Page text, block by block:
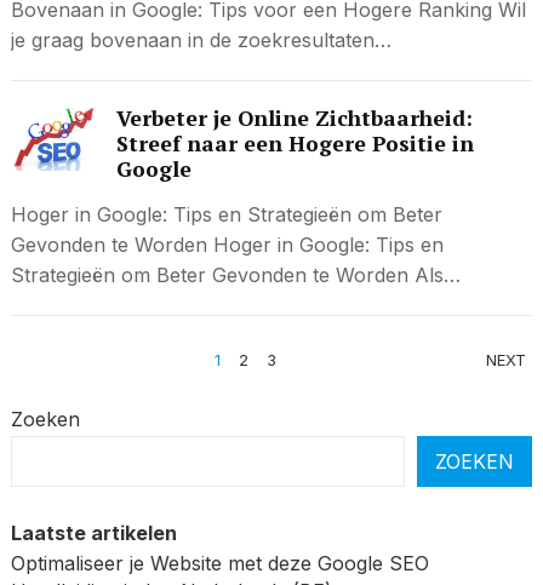
Bovenaan in Google: Tips voor een Hogere Ranking Wil
je graag bovenaan in de zoekresultaten…
Verbeter je Online Zichtbaarheid:
Streef naar een Hogere Positie in
Google
Hoger in Google: Tips en Strategieën om Beter
Gevonden te Worden Hoger in Google: Tips en
Strategieën om Beter Gevonden te Worden Als…
1 2 3 NEXT
Zoeken
ZOEKEN
Laatste artikelen
Optimaliseer je Website met deze Google SEO